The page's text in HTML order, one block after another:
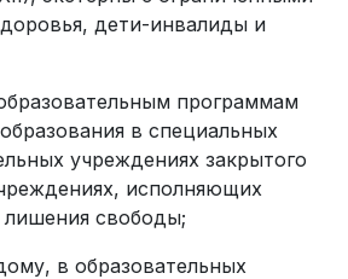
дети-инвалиды и
программам
в специальных
учреждениях закрытого
исполняющих
лишения свободы;
в образовательных